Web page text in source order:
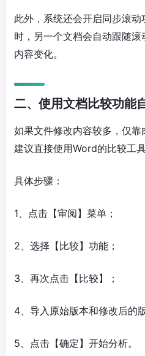
此外，系统还会开启同步滚
时，另一个文档会自动跟随
内容变化。
二、使用文档比较功能
如果文件修改内容较多，仅
建议直接使用Word的比较工具
具体步骤：
1、点击【审阅】菜单；
2、选择【比较】功能；
3、再次点击【比较】；
4、导入原始版本和修改后的
5、点击【确定】开始分析。